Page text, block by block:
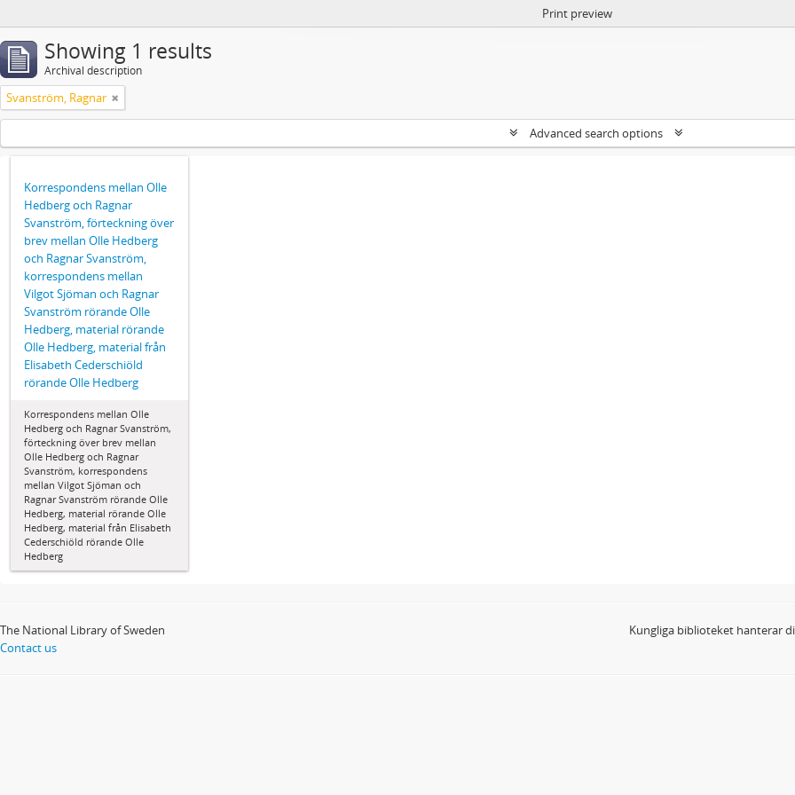
Print preview
Showing 1 results
Archival description
Svanström, Ragnar
Advanced search options
Korrespondens mellan Olle
Hedberg och Ragnar
Svanström, förteckning över
brev mellan Olle Hedberg
och Ragnar Svanström,
korrespondens mellan
Vilgot Sjöman och Ragnar
Svanström rörande Olle
Hedberg, material rörande
Olle Hedberg, material från
Elisabeth Cederschiöld
rörande Olle Hedberg
Korrespondens mellan Olle
Hedberg och Ragnar Svanström,
förteckning över brev mellan
Olle Hedberg och Ragnar
Svanström, korrespondens
mellan Vilgot Sjöman och
Ragnar Svanström rörande Olle
Hedberg, material rörande Olle
Hedberg, material från Elisabeth
Cederschiöld rörande Olle
Hedberg
The National Library of Sweden
Contact us
Kungliga biblioteket hanterar